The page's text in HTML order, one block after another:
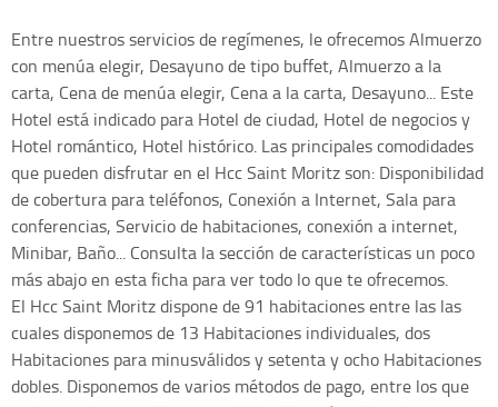
Entre nuestros servicios de regímenes, le ofrecemos Almuerzo
con menúa elegir, Desayuno de tipo buffet, Almuerzo a la
carta, Cena de menúa elegir, Cena a la carta, Desayuno... Este
Hotel está indicado para Hotel de ciudad, Hotel de negocios y
Hotel romántico, Hotel histórico. Las principales comodidades
que pueden disfrutar en el Hcc Saint Moritz son: Disponibilidad
de cobertura para teléfonos, Conexión a Internet, Sala para
conferencias, Servicio de habitaciones, conexión a internet,
Minibar, Baño... Consulta la sección de características un poco
más abajo en esta ficha para ver todo lo que te ofrecemos.
El Hcc Saint Moritz dispone de 91 habitaciones entre las las
cuales disponemos de 13 Habitaciones individuales, dos
Habitaciones para minusválidos y setenta y ocho Habitaciones
dobles. Disponemos de varios métodos de pago, entre los que